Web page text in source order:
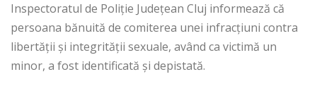
Inspectoratul de Poliție Județean Cluj informează că
persoana bănuită de comiterea unei infracțiuni contra
libertății și integrității sexuale, având ca victimă un
minor, a fost identificată și depistată.